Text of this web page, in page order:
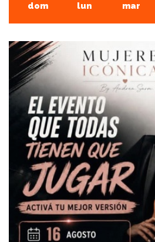
dom lun mar